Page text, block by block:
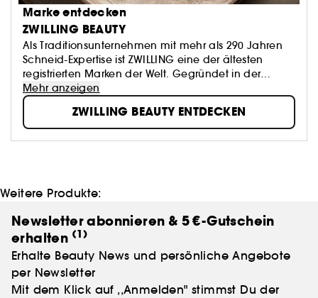
Marke entdecken
ZWILLING BEAUTY
Als Traditionsunternehmen mit mehr als 290 Jahren
Schneid-Expertise ist ZWILLING eine der ältesten
registrierten Marken der Welt. Gegründet in der
Messerstadt Solingen setzen wir seit 1731 Standards in
den Bereichen Stahlwaren und Klingen. Mit ZWILLING
Beauty führen wir diese Tradition in den Bereichen
Maniküre, Pediküre und Gesichtspflege fort. Hierbei
vereinen wir hochwertige Materialien, modernes
Mehr anzeigen
ZWILLING BEAUTY ENTDECKEN
Weitere Produkte:
Newsletter abonnieren & 5 €-Gutschein
erhalten (1)
Erhalte Beauty News und persönliche Angebote
per Newsletter
Mit dem Klick auf ,,Anmelden" stimmst Du der